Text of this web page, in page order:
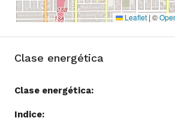
Leaflet | ©
Clase energética
Clase energética:
Indice: